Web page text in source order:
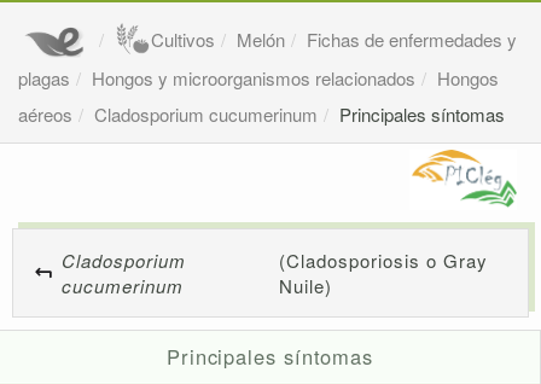
Cultivos Melón
Fichas de enfermedades y
plagas
Hongos y microorganismos relacionados
Hongos
aéreos
Cladosporium cucumerinum Principales síntomas
Cladosporium
cucumerinum
(Cladosporiosis o Gray
Nuile)
Principales síntomas